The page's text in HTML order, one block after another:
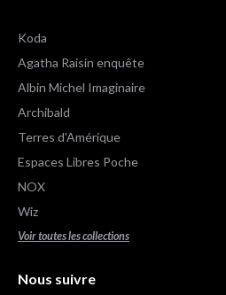
Koda
Agatha Raisin enquête
Albin Michel Imaginaire
Archibald
Terres d'Amérique
Espaces Libres Poche
NOX
Wiz
Voir toutes les collections
Nous suivre